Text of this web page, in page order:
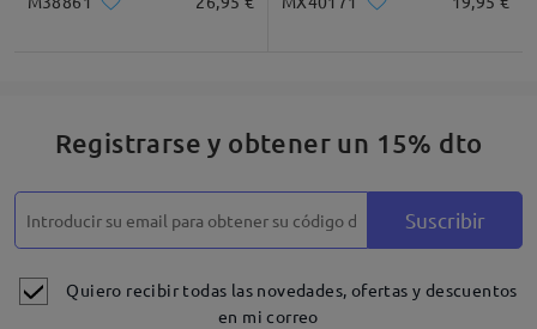
Detalles
Registrarse y obtener un 15% dto
Suscribir
Quiero recibir todas las novedades, ofertas y descuentos
en mi correo